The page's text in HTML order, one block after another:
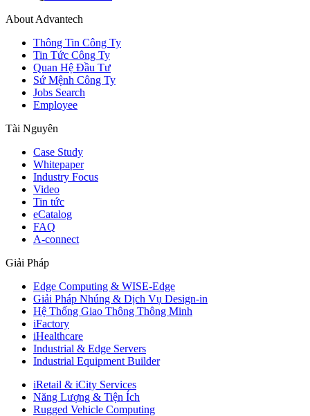
About Advantech
Thông Tin Công Ty
Tin Tức Công Ty
Quan Hệ Đầu Tư
Sứ Mệnh Công Ty
Jobs Search
Employee
Tài Nguyên
Case Study
Whitepaper
Industry Focus
Video
Tin tức
eCatalog
FAQ
A-connect
Giải Pháp
Edge Computing & WISE-Edge
Giải Pháp Nhúng & Dịch Vụ Design-in
Hệ Thống Giao Thông Thông Minh
iFactory
iHealthcare
Industrial & Edge Servers
Industrial Equipment Builder
iRetail & iCity Services
Năng Lượng & Tiện Ích
Rugged Vehicle Computing